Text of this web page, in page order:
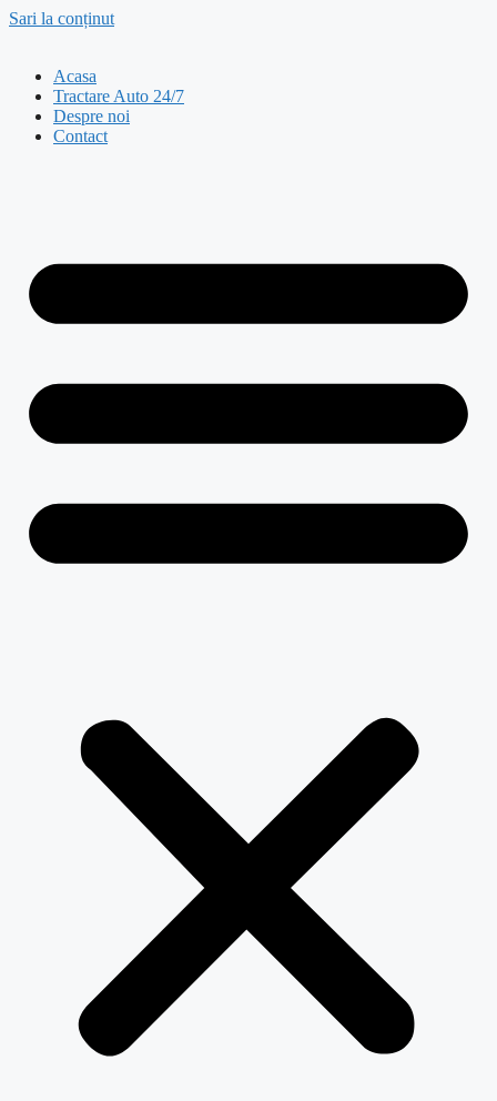
Sari la conținut
Acasa
Tractare Auto 24/7
Despre noi
Contact